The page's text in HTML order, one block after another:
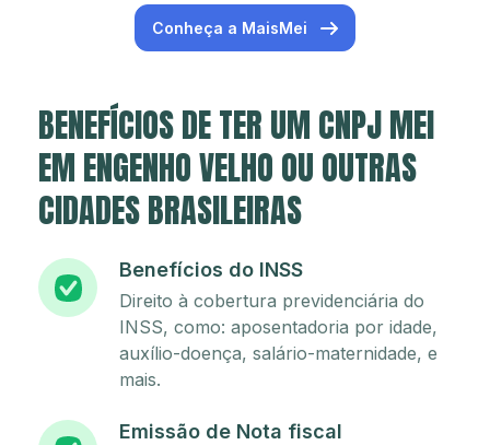
Conheça a MaisMei
BENEFÍCIOS DE TER UM CNPJ MEI
EM ENGENHO VELHO OU OUTRAS
CIDADES BRASILEIRAS
Benefícios do INSS
Direito à cobertura previdenciária do
INSS, como: aposentadoria por idade,
auxílio-doença, salário-maternidade, e
mais.
Emissão de Nota fiscal